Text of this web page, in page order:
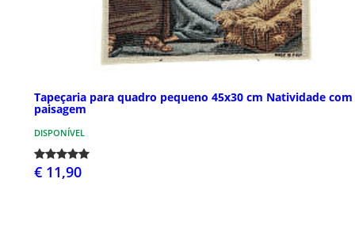
Tapeçaria para quadro pequeno 45x30 cm Natividade com
paisagem
DISPONÍVEL
€ 11,90